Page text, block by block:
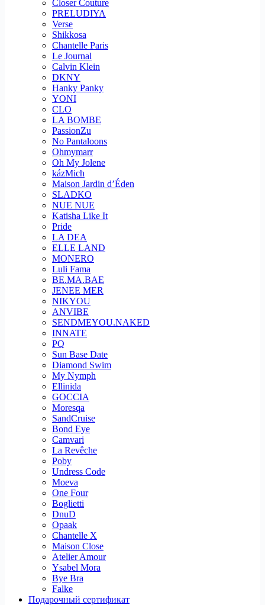
Closer Couture
PRELUDIYA
Verse
Shikkosa
Chantelle Paris
Le Journal
Calvin Klein
DKNY
Hanky Panky
YONI
CLO
LA BOMBE
PassionZu
No Pantaloons
Ohmymarr
Oh My Jolene
kázMich
Maison Jardin d’Éden
SLADKO
NUE NUE
Katisha Like It
Pride
LA DEA
ELLE LAND
MONERO
Luli Fama
BE.MA.BAE
JENEE MER
NIKYOU
ANVIBE
SENDMEYOU.NAKED
INNATE
PQ
Sun Base Date
Diamond Swim
My Nymph
Ellinida
GOCCIA
Moresqa
SandCruise
Bond Eye
Camvari
La Revêche
Poby
Undress Code
Moeva
One Four
Boglietti
DnuD
Opaak
Chantelle X
Maison Close
Atelier Amour
Ysabel Mora
Bye Bra
Falke
Подарочный сертификат